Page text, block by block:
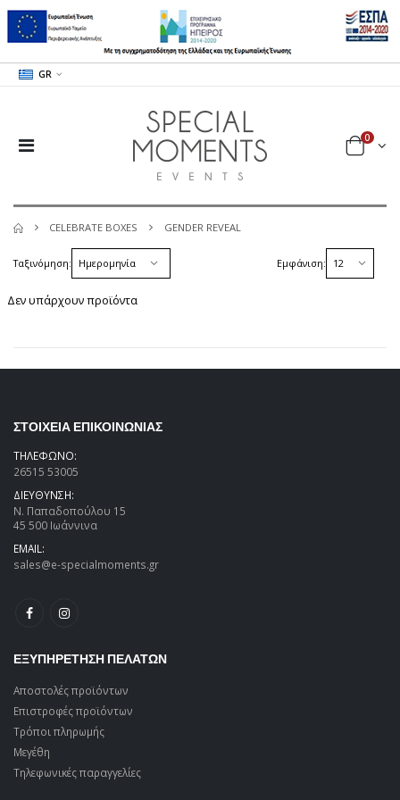
GR
0
CELEBRATE BOXES GENDER REVEAL
Ταξινόμηση: Εμφάνιση:
Δεν υπάρχουν προϊόντα
ΣΤΟΙΧΕΙΑ ΕΠΙΚΟΙΝΩΝΙΑΣ
ΤΗΛΕΦΩΝΟ:
26515 53005
ΔΙΕΥΘΥΝΣΗ:
Ν. Παπαδοπούλου 15
45 500 Ιωάννινα
EMAIL:
sales@e-specialmoments.gr
ΕΞΥΠΗΡΕΤΗΣΗ ΠΕΛΑΤΩΝ
Αποστολές προϊόντων
Επιστροφές προϊόντων
Τρόποι πληρωμής
Μεγέθη
Τηλεφωνικές παραγγελίες